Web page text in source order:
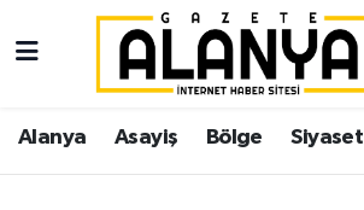
Alanya Asayiş Bölge Siyaset
Alanya
Asayiş
İstanbul Nöbetçi Eczaneler
İstanbul Hava Durumu